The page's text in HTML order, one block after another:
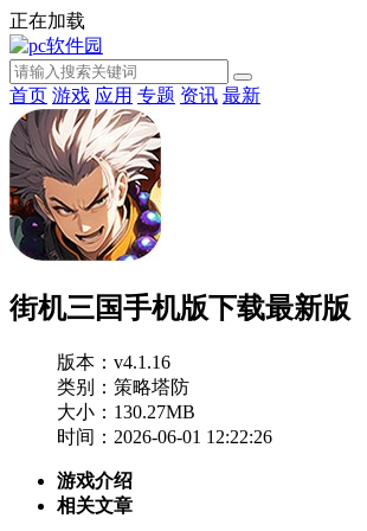
正在加载
首页 游戏 应用 专题 资讯 最新
街机三国手机版下载最新版
版本：v4.1.16
类别：策略塔防
大小：130.27MB
时间：2026-06-01 12:22:26
游戏介绍
相关文章